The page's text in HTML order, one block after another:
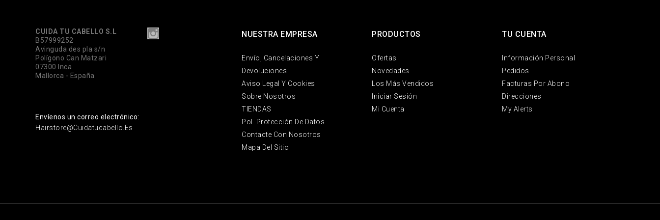
CUIDA TU CABELLO S.L
B57999252
Avinguda des pla s/n
Polígono Can Matzari
07300 Inca
Mallorca - España
Envíenos un correo electrónico:
Hairstore@cuidatucabello.es
TU CUENTA
Información Personal
Pedidos
Facturas Por Abono
Direcciones
My Alerts
PRODUCTOS
Ofertas
Novedades
Los Más Vendidos
Iniciar Sesión
Mi Cuenta
NUESTRA EMPRESA
Envío, Cancelaciones Y
Devoluciones
Aviso Legal Y Cookies
Sobre Nosotros
TIENDAS
Pol. Protección De Datos
Contacte Con Nosotros
Mapa Del Sitio